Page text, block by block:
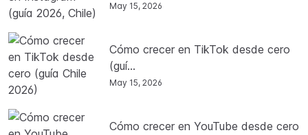
May 15, 2026
Cómo crecer en TikTok desde cero
(guí...
May 15, 2026
Cómo crecer en YouTube desde cero